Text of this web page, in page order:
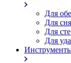
Для
Для
Для
Для